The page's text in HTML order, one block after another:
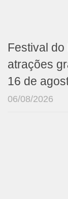
Festival
atrações
16 de
06/08/2026